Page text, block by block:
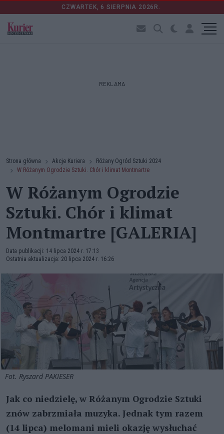
CZWARTEK, 6 SIERPNIA 2026R.
REKLAMA
Strona główna Akcje Kuriera
Różany Ogród Sztuki 2024
W Różanym Ogrodzie Sztuki. Chór i klimat Montmartre
W Różanym Ogrodzie
Sztuki. Chór i klimat
Montmartre [GALERIA]
Data publikacji: 14 lipca 2024 r. 17:13
Ostatnia aktualizacja: 20 lipca 2024 r. 16:26
Fot. Ryszard PAKIESER
Jak co niedzielę, w Różanym Ogrodzie Sztuki
znów zabrzmiała muzyka. Jednak tym razem
(14 lipca) melomani mieli okazję wysłuchać